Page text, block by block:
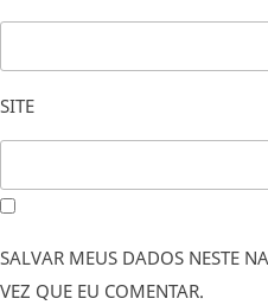
SITE
SALVAR MEUS DADOS NESTE
VEZ QUE EU COMENTAR.